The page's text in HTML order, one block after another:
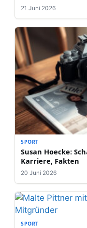
21 Juni 2026
SPORT
Susan Hoecke:
Karriere, Fakten
20 Juni 2026
SPORT